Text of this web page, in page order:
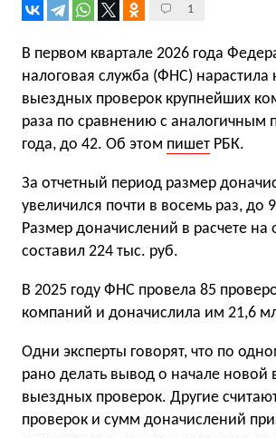
1
В первом квартале 2026 года
налоговая служба (ФНС) нарастила
выездных проверок крупнейших
раза по сравнению с аналогичным
года, до 42. Об этом пишет РБК.
За отчетный период размер
увеличился почти в восемь раз, до
Размер доначислений в расчете на
составил 224 тыс. руб.
В 2025 году ФНС провела 85
компаний и доначислила им 21,6
Одни эксперты говорят, что по
рано делать вывод о начале новой
выездных проверок. Другие
проверок и сумм доначислений